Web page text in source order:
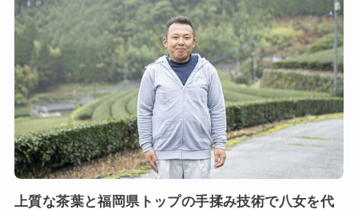
上質な茶葉と福岡県トップの手揉み技術で八女を代